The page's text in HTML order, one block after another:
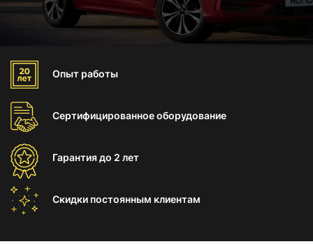
Опыт работы
Сертифицированноеоборудование
Гарантиядо 2 лет
Скидки постоянным клиентам